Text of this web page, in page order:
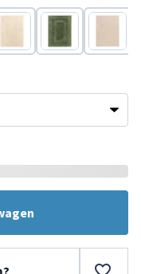
Groen Beige